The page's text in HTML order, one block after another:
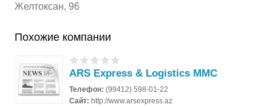
Желтоксан, 96
Похожие компании
ARS Express & Logistics MMC
Телефон:(99412) 598-01-22
Сайт:http://www.arsexpress.az